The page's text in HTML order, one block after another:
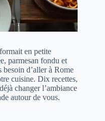
en petite
parmesan fondu et
besoin d’aller à Rome
cuisine. Dix recettes,
changer l’ambiance
autour de vous.